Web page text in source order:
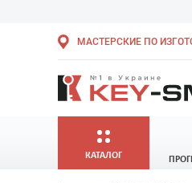
МАСТЕРСКИЕ ПО
КАТАЛОГ